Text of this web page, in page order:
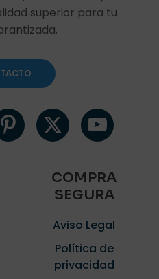
superior para tu
COMPRA
SEGURA
Aviso Legal
Política de
privacidad